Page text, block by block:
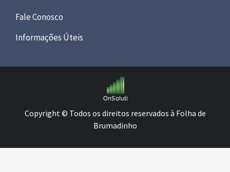
Fale Conosco
Informações Úteis
Copyright © Todos os direitos reservados à Folha de
Brumadinho